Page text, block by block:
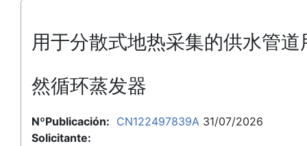
用于分散式地热采集的供水管道
然循环蒸发器
NºPublicación: CN122497839A 31/07/2026
Solicitante: